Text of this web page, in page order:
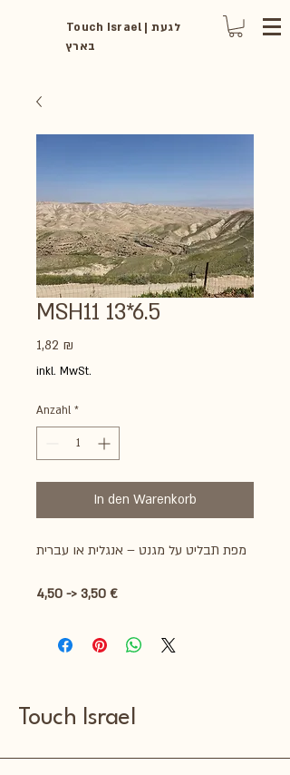
Touch Israel | לגעת
בארץ
MSH11 13*6.5
1,82 ₪
inkl. MwSt.
Anzahl *
In den Warenkorb
מפת תבליט על מגנט – אנגלית או עברית
4,50 -> 3,50 €
Touch Israel